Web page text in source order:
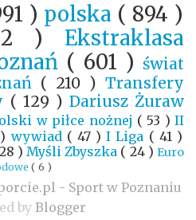
) polska ( 894 )
) Ekstraklasa
( 601 ) świat
( 210 ) Transfery
( 129 ) Dariusz Żuraw
w piłce nożnej ( 53 )II
wywiad ( 47 )I Liga ( 41 )
) Myśli Zbyszka ( 24 )Euro
( 6 )
- Sport w Poznaniu
by Blogger